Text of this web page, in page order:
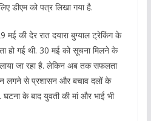
डीएम को पत्र लिखा गया है.
मई की देर रात दयारा बुग्याल ट्रेकिंग के
हो गई थी. 30 मई को सूचना मिलने के
जा रहा है. लेकिन अब तक सफलता
न लगने से प्रशासन और बचाव दलों के
के बाद युवती की मां और भाई भी